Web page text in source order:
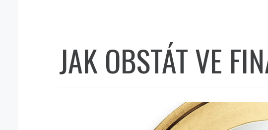
JAK OBSTÁT VE